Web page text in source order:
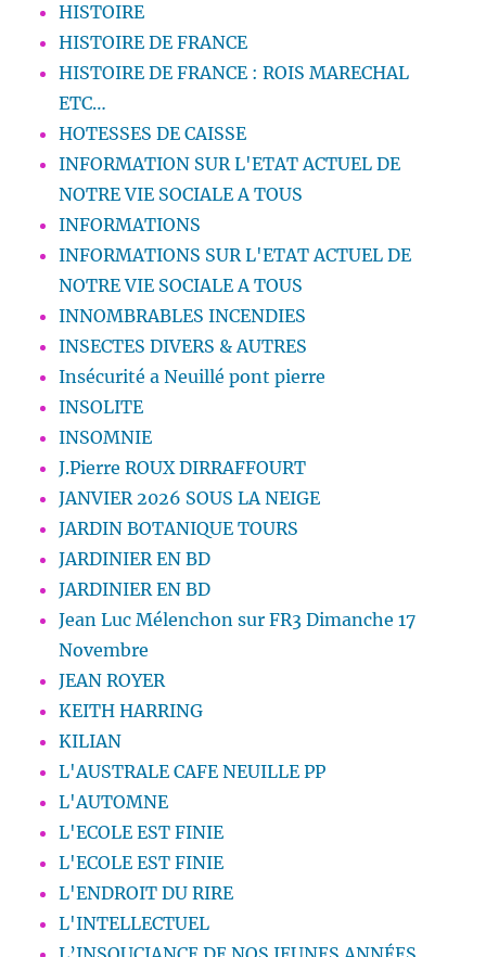
HISTOIRE
HISTOIRE DE FRANCE
HISTOIRE DE FRANCE : ROIS MARECHAL
ETC…
HOTESSES DE CAISSE
INFORMATION SUR L'ETAT ACTUEL DE
NOTRE VIE SOCIALE A TOUS
INFORMATIONS
INFORMATIONS SUR L'ETAT ACTUEL DE
NOTRE VIE SOCIALE A TOUS
INNOMBRABLES INCENDIES
INSECTES DIVERS & AUTRES
Insécurité a Neuillé pont pierre
INSOLITE
INSOMNIE
J.Pierre ROUX DIRRAFFOURT
JANVIER 2026 SOUS LA NEIGE
JARDIN BOTANIQUE TOURS
JARDINIER EN BD
JARDINIER EN BD
Jean Luc Mélenchon sur FR3 Dimanche 17
Novembre
JEAN ROYER
KEITH HARRING
KILIAN
L'AUSTRALE CAFE NEUILLE PP
L'AUTOMNE
L'ECOLE EST FINIE
L'ECOLE EST FINIE
L'ENDROIT DU RIRE
L'INTELLECTUEL